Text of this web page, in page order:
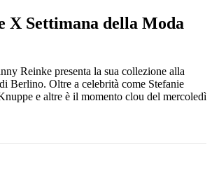
X Settimana della Moda
Reinke presenta la sua collezione alla
Berlino. Oltre a celebrità come Stefanie
e altre è il momento clou del mercoledì